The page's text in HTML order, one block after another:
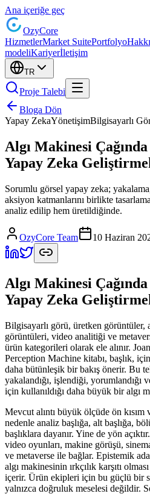
Ana içeriğe geç
OzyCore
HizmetlerMarket SuitePortfolyo
modeliKariyerİletişim
TR
Proje Talebi
Bloga Dön
Yapay ZekaYönetişimBilgisayarlı
Algı Makinesi
Yapay Zeka
Sorumlu görsel yapay zeka;
aksiyon katmanlarını birlikte
analiz edilip hem üretildiğinde.
OzyCore Team 10 Haziran
Algı Makinesi
Yapay Zeka
Bilgisayarlı görü, üretken görüntüler,
görüntüleri, video analitiği ve
ürün kategorileri olarak ele alınır.
Perception Machine kitabı, başlık,
daha bütünleşik bir bakış önerir. Bu
yakalandığı, işlendiği,
için kullanıldığı daha büyük bir algı
Mevcut alıntı büyük ölçüde ön kısım
nedenle analiz başlığa, alt başlığa,
başlıklara dayanır. Yine de yön
video oyunları, makine görüşü,
ve metaverse ile bağlar. Epistemik
algı makinesinin ırkçılık karşıtı
içerir. Ürün ekipleri için bu güçlü bir
yalnızca doğruluk meselesi değildir.